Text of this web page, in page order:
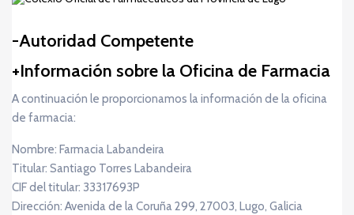
Autoridad Competente
Información sobre la Oficina de Farmacia
A continuación le proporcionamos la información de la oficina
de farmacia:
Nombre: Farmacia Labandeira
Titular: Santiago Torres Labandeira
CIF del titular: 33317693P
Dirección: Avenida de la Coruña 299, 27003, Lugo, Galicia